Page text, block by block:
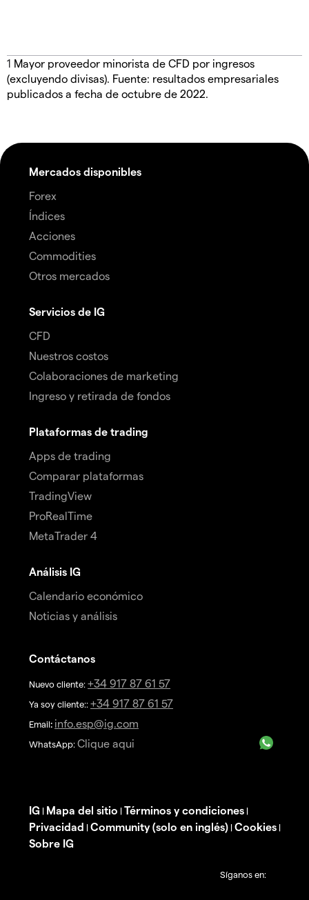
1 Mayor proveedor minorista de CFD por ingresos
(excluyendo divisas). Fuente: resultados empresariales
publicados a fecha de octubre de 2022.
Mercados disponibles
Forex
Índices
Acciones
Commodities
Otros mercados
Servicios de IG
CFD
Nuestros costos
Colaboraciones de marketing
Ingreso y retirada de fondos
Plataformas de trading
Apps de trading
Comparar plataformas
TradingView
ProRealTime
MetaTrader 4
Análisis IG
Calendario económico
Noticias y análisis
Contáctanos
Nuevo cliente: +34 917 87 61 57
Ya soy cliente:: +34 917 87 61 57
Email: info.esp@ig.com
WhatsApp: Clique aqui
IG | Mapa del sitio | Términos y condiciones |
Privacidad | Community (solo en inglés) | Cookies |
Sobre IG
Síganos en: